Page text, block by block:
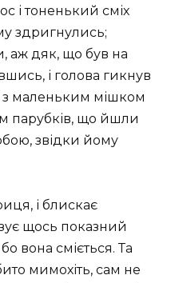
і тоненький сміх
здригнулись;
аж дяк, що був на
і голова гикнув
з маленьким мішком
парубків, що йшли
звідки йому
і блискає
щось показний
вона сміється. Та
мимохіть, сам не